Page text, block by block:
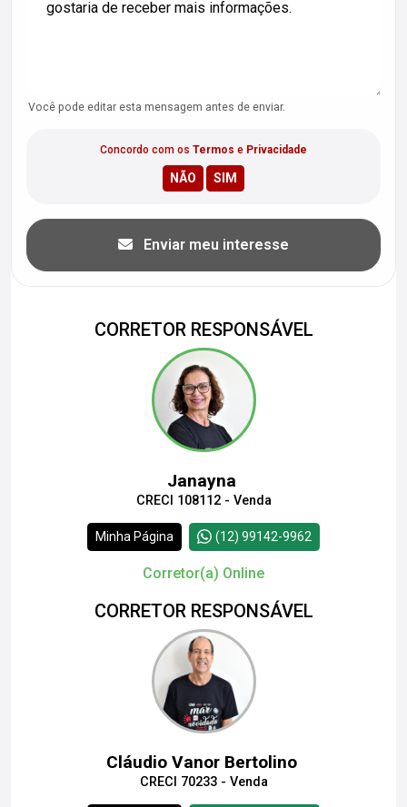
Você pode editar esta mensagem antes de enviar.
Concordo com os Termos e Privacidade
Enviar meu interesse
CORRETOR RESPONSÁVEL
Janayna
CRECI 108112 - Venda
Minha Página (12) 99142-9962
Corretor(a) Online
CORRETOR RESPONSÁVEL
Cláudio Vanor Bertolino
CRECI 70233 - Venda